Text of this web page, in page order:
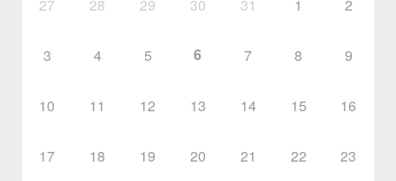
27 28 29 30 31 1 2
3 4 5 6 7 8 9
10 11 12 13 14 15 16
17 18 19 20 21 22 23